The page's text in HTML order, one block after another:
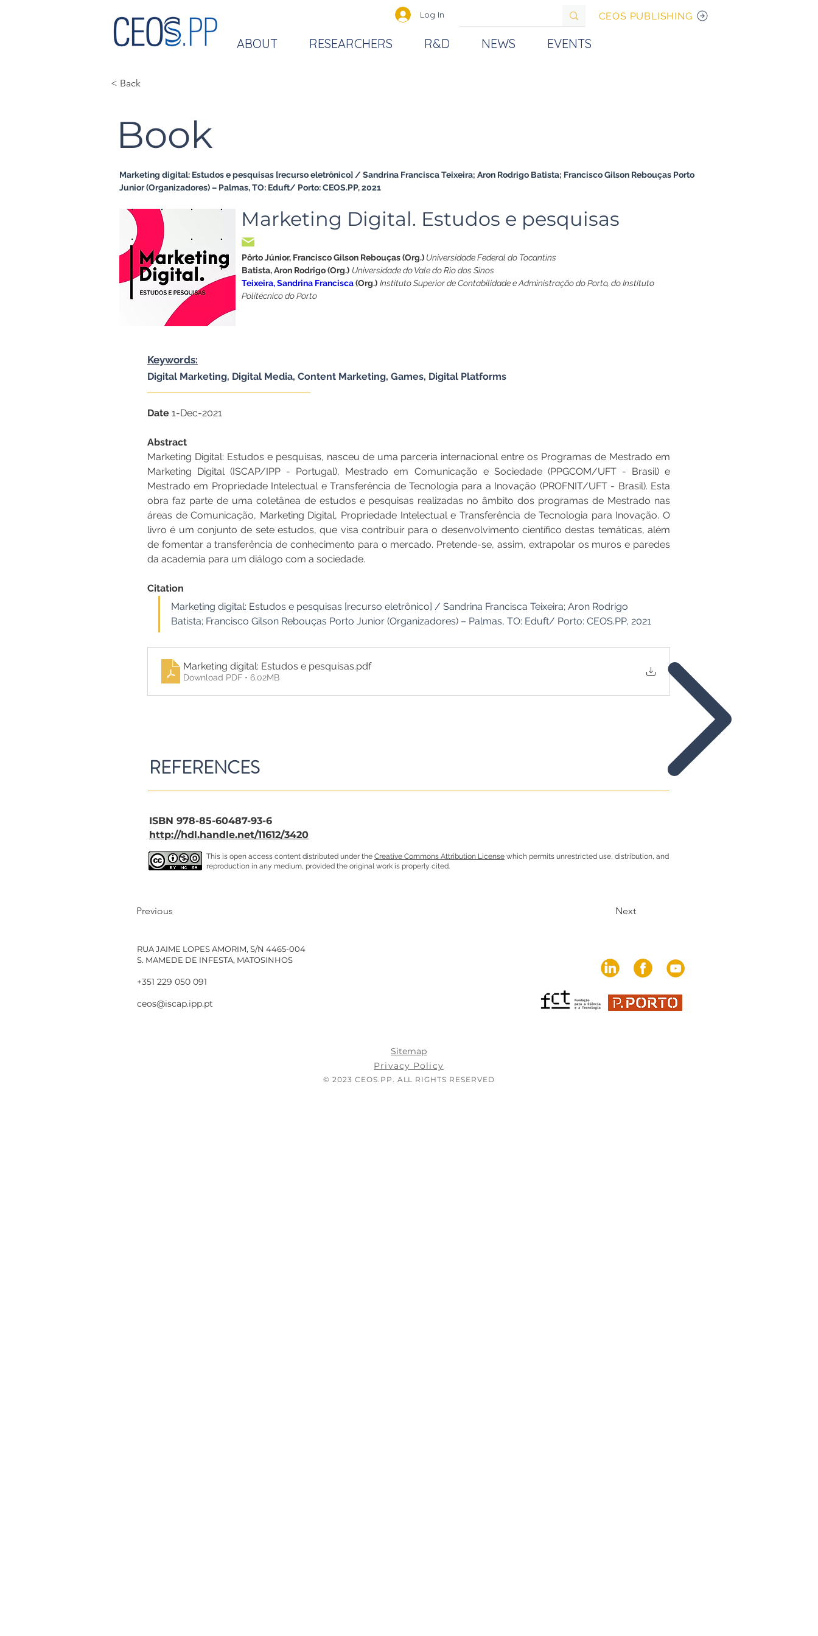
Log In CEOS PUBLISHING
ABOUT RESEARCHERS R&D NEWS EVENTS
< Back
Book
Marketing digital: Estudos e pesquisas [recurso eletrônico] / Sandrina Francisca Teixeira; Aron Rodrigo Batista; Francisco Gilson Rebouças Porto
Junior (Organizadores) – Palmas, TO: Eduft/ Porto: CEOS.PP, 2021
Marketing Digital. Estudos e pesquisas
Pôrto Júnior, Francisco Gilson Rebouças (Org.) Universidade Federal do Tocantins
Batista, Aron Rodrigo (Org.) Universidade do Vale do Rio dos Sinos
Teixeira, Sandrina Francisca (Org.) Instituto Superior de Contabilidade e Administração do Porto, do Instituto
Politécnico do Porto
Keywords:
Digital Marketing, Digital Media, Content Marketing, Games, Digital Platforms
Date 1-Dec-2021
Abstract
Marketing Digital: Estudos e pesquisas, nasceu de uma parceria internacional entre os Programas de Mestrado em
Marketing Digital (ISCAP/IPP - Portugal), Mestrado em Comunicação e Sociedade (PPGCOM/UFT - Brasil) e
Mestrado em Propriedade Intelectual e Transferência de Tecnologia para a Inovação (PROFNIT/UFT - Brasil). Esta
obra faz parte de uma coletânea de estudos e pesquisas realizadas no âmbito dos programas de Mestrado nas
áreas de Comunicação, Marketing Digital, Propriedade Intelectual e Transferência de Tecnologia para Inovação. O
livro é um conjunto de sete estudos, que visa contribuir para o desenvolvimento científico destas temáticas, além
de fomentar a transferência de conhecimento para o mercado. Pretende-se, assim, extrapolar os muros e paredes
da academia para um diálogo com a sociedade.
Citation
Marketing digital: Estudos e pesquisas [recurso eletrônico] / Sandrina Francisca Teixeira; Aron Rodrigo
Batista; Francisco Gilson Rebouças Porto Junior (Organizadores) – Palmas, TO: Eduft/ Porto: CEOS.PP, 2021
Marketing digital: Estudos e pesquisas.pdf
Download PDF • 6.02MB
REFERENCES
ISBN 978-85-60487-93-6
http://hdl.handle.net/11612/3420
This is open access content distributed under the Creative Commons Attribution License which permits unrestricted use, distribution, and
reproduction in any medium, provided the original work is properly cited.
Previous Next
RUA JAIME LOPES AMORIM, S/N 4465-004
S. MAMEDE DE INFESTA, MATOSINHOS
+351 229 050 091
ceos@iscap.ipp.pt
Sitemap
Privacy Policy
© 2023 CEOS.PP. ALL RIGHTS RESERVED